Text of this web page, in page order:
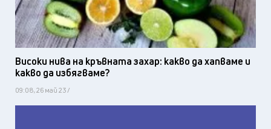
Високи нива на кръвната захар: какво да хапваме и
какво да избягваме?
09:08, 26 май 23 /